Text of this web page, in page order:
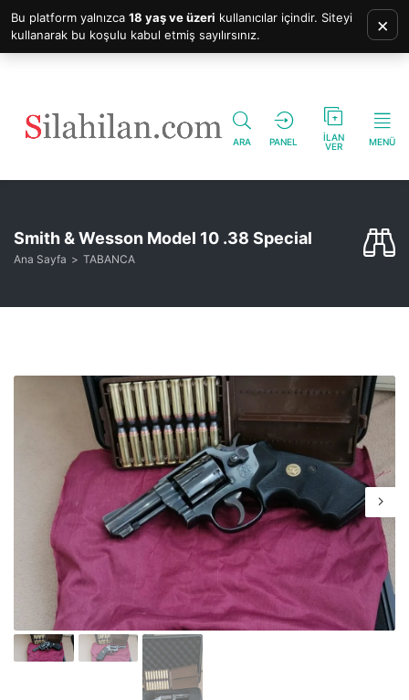
ARA PANEL
İLAN
VER
MENÜ
Smith & Wesson Model 10 .38 Special
Ana Sayfa TABANCA
Bu platform yalnızca 18 yaş ve üzeri kullanıcılar içindir. Siteyi
kullanarak bu koşulu kabul etmiş sayılırsınız.
×